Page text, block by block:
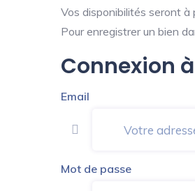
Vos disponibilités seront à
Pour enregistrer un bien
Connexion
Email
Mot de passe